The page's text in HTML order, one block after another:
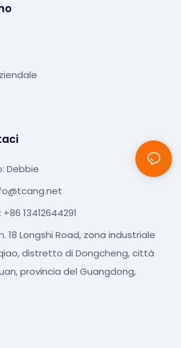
Debbie
13412644291
18 Longshi Road, zona industriale
distretto di Dongcheng, città
provincia del Guangdong,